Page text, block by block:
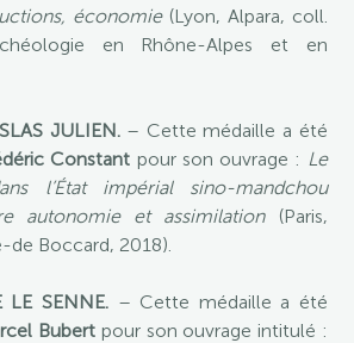
économie(Lyon, Alpara, coll.
en Rhône-Alpes et en
JULIEN.– Cette médaille a été
Constant pour son ouvrage : Le
l’État impérial sino-mandchou
autonomie et assimilation(Paris,
de Boccard, 2018).
LE SENNE.– Cette médaille a été
Bubert pour son ouvrage intitulé :